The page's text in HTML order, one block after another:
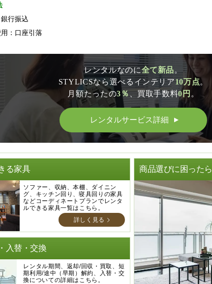
行振込
：口座引落
レンタルなのに全て新品。
STYLICSなら選べるインテリア10万点。
月額たったの3％ 、買取手数料0円 。
レンタルサービス詳細 ▲
る家具
ソファー、収納、本棚、ダイニン
グ、キッチン回り、寝具回りの家具
などコーディネートプランでレンタ
ルできる家具一覧はこちら。
詳しく見る
商品選びに困ったら
入替・交換
レンタル期間、返却/回収・買取、短
期利用/途中（早期）解約、入替・交
換についての詳細はこちら。